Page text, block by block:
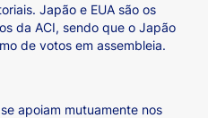
Japão e EUA são os
da ACI, sendo que o Japão
de votos em assembleia.
apoiam mutuamente nos